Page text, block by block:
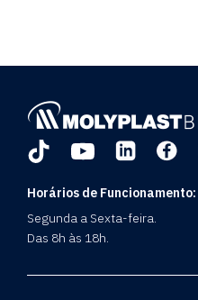
Horários de Funcionamento:
Segunda a Sexta-feira.
Das 8h às 18h.